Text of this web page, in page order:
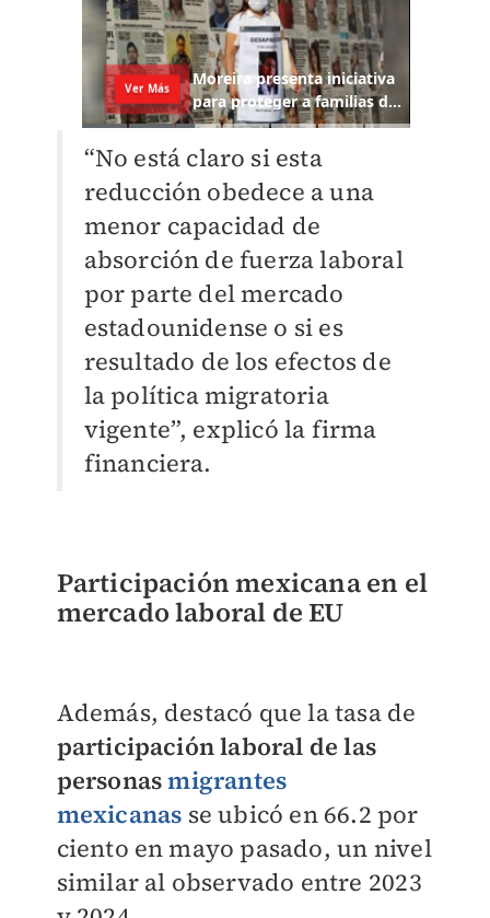
“No está claro si esta
reducción obedece a una
menor capacidad de
absorción de fuerza laboral
por parte del mercado
estadounidense o si es
resultado de los efectos de
la política migratoria
vigente”, explicó la firma
financiera.
Participación mexicana en el
mercado laboral de EU
Además, destacó que la tasa de
participación laboral de las
personasmigrantes
mexicanas se ubicó en 66.2 por
ciento en mayo pasado, un nivel
similar al observado entre 2023